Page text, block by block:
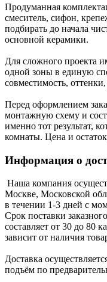
Продуманная
смеситель, сифон,
подбирать до начала
основной керамики.
Для сложного проекта
одной зоны в единую
совместимость,
Перед оформлением
монтажную схему и
именно тот результат,
комнаты. Цена и
Информация о
Наша компания
Москве, Московской
в течении 1-3 дней с
Срок поставки
составляет от 30 до 80
зависит от наличия
Доставка
подъём по